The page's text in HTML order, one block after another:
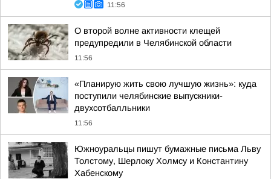
11:56
О второй волне активности клещей
предупредили в Челябинской области
11:56
«Планирую жить свою лучшую жизнь»: куда
поступили челябинские выпускники-
двухсотбалльники
11:56
Южноуральцы пишут бумажные письма Льву
Толстому, Шерлоку Холмсу и Константину
Хабенскому